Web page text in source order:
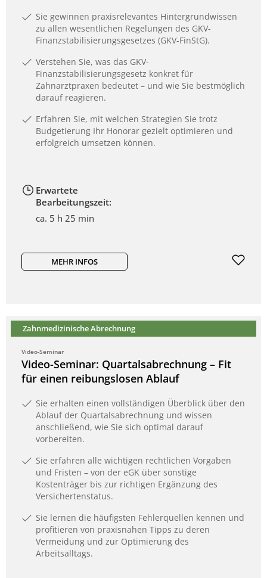
Sie gewinnen praxisrelevantes Hintergrundwissen
zu allen wesentlichen Regelungen des GKV-
Finanzstabilisierungsgesetzes (GKV-FinStG).
Verstehen Sie, was das GKV-
Finanzstabilisierungsgesetz konkret für
Zahnarztpraxen bedeutet – und wie Sie bestmöglich
darauf reagieren.
Erfahren Sie, mit welchen Strategien Sie trotz
Budgetierung Ihr Honorar gezielt optimieren und
erfolgreich umsetzen können.
Erwartete
Bearbeitungszeit:
ca. 5 h 25 min
MEHR INFOS
Zahnmedizinische Abrechnung
Video-Seminar
Video-Seminar: Quartalsabrechnung – Fit
für einen reibungslosen Ablauf
Sie erhalten einen vollständigen Überblick über den
Ablauf der Quartalsabrechnung und wissen
anschließend, wie Sie sich optimal darauf
vorbereiten.
Sie erfahren alle wichtigen rechtlichen Vorgaben
und Fristen – von der eGK über sonstige
Kostenträger bis zur richtigen Ergänzung des
Versichertenstatus.
Sie lernen die häufigsten Fehlerquellen kennen und
profitieren von praxisnahen Tipps zu deren
Vermeidung und zur Optimierung des
Arbeitsalltags.